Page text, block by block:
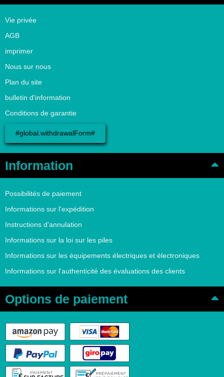
Vie privée
AGB
imprimer
Nous sur nous
Plan du site
bulletin d'information
Conditions de garantie
#global.withdrawalForm#
Information
Possibilités de paiement
Informations sur l'expédition
Instructions d'annulation
Informations sur la loi sur les piles
Informations sur les équipements électriques et électroniques
Informations sur l'authenticité des évaluations des clients
Options de paiement